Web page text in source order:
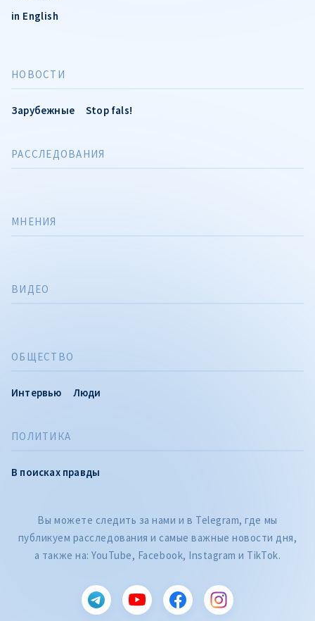
in English
НОВОСТИ
Зарубежные Stop fals!
ПОЛИТИКА
В поисках правды
РАССЛЕДОВАНИЯ
ОБЩЕСТВО
Интервью Люди
МНЕНИЯ
ВИДЕО
Вы можете следить за нами и в Telegram, где мы
публикуем расследования и самые важные новости дня,
а также на: YouTube, Facebook, Instagram и TikTok.